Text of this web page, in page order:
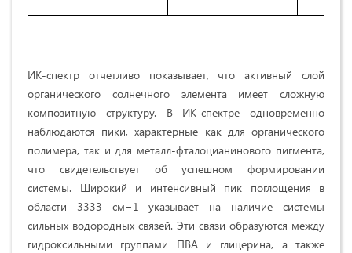
ИК-спектр отчетливо показывает, что активный слой
органического солнечного элемента имеет сложную
композитную структуру. В ИК-спектре одновременно
наблюдаются пики, характерные как для органического
полимера, так и для металл-фталоцианинового пигмента,
что свидетельствует об успешном формировании
системы. Широкий и интенсивный пик поглощения в
области 3333 см−1 указывает на наличие системы
сильных водородных связей. Эти связи образуются между
гидроксильными группами ПВА и глицерина, а также